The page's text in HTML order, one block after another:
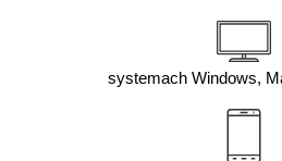
systemach Windows,